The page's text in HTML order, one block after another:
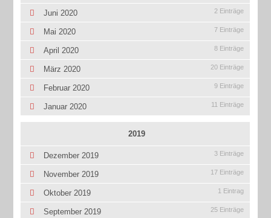
Juni 2020 2 Einträge
Mai 2020 7 Einträge
April 2020 8 Einträge
März 2020 20 Einträge
Februar 2020 9 Einträge
Januar 2020 11 Einträge
2019
Dezember 2019 3 Einträge
November 2019 17 Einträge
Oktober 2019 1 Eintrag
September 2019 25 Einträge